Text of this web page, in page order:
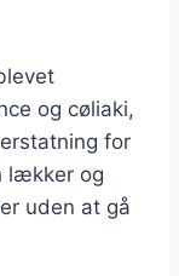
og cøliaki,
for
lækker og
uden at gå